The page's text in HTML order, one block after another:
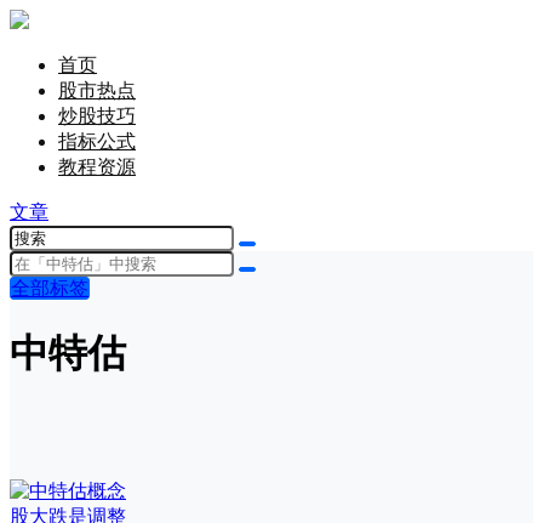
首页
股市热点
炒股技巧
指标公式
教程资源
文章
全部标签
中特估